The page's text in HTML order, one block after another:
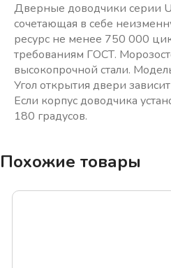
Дверные доводчики серии
сочетающая в себе
ресурс не менее 750 000
требованиям ГОСТ.
высокопрочной стали.
Угол открытия двери
Если корпус доводчика
180 градусов.
Похожие товары